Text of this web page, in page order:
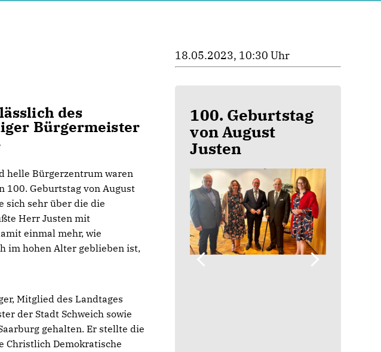
des
Bürgermeister
helle Bürgerzentrum waren
100. Geburtstag von August
sich sehr über die die
Herr Justen mit
einmal mehr, wie
im hohen Alter geblieben ist,
Mitglied des Landtages
der Stadt Schweich sowie
gehalten. Er stellte die
Christlich Demokratische
18.05.2023, 10:30 Uhr
100. Geburtstag
von August
Justen